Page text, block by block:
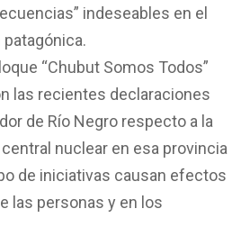
indeseables en el
“Chubut Somos Todos”
las recientes declaraciones
de Río Negro respecto a la
nuclear en esa provincia
de iniciativas causan efectos
las personas y en los